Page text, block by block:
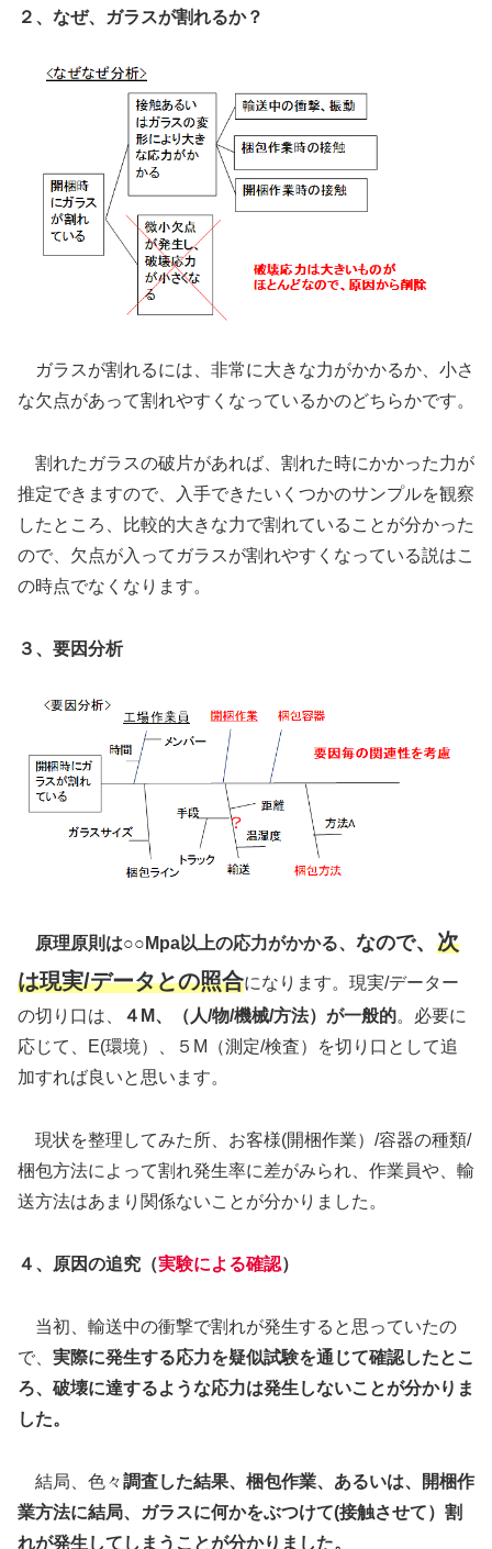
２、なぜ、ガラスが割れるか？
ガラスが割れるには、非常に大きな力がかかるか、小さ
な欠点があって割れやすくなっているかのどちらかです。
割れたガラスの破片があれば、割れた時にかかった力が
推定できますので、入手できたいくつかのサンプルを観察
したところ、比較的大きな力で割れていることが分かった
ので、欠点が入ってガラスが割れやすくなっている説はこ
の時点でなくなります。
３、要因分析
原理原則は○○Mpa以上の応力がかかる、 なので、 次
は現実/データとの照合になります。現実/データー
の切り口は、
４M、（人/物/機械/方法）が一般的。必要に
応じて、E(環境）、５M（測定/検査）を切り口として追
加すれば良いと思います。
現状を整理してみた所、お客様(開梱作業）/容器の種類/
梱包方法によって割れ発生率に差がみられ、作業員や、輸
送方法はあまり関係ないことが分かりました。
４、原因の追究（実験による確認）
当初、輸送中の衝撃で割れが発生すると思っていたの
で、 実際に発生する応力を疑似試験を通じて確認したとこ
ろ、破壊に達するような応力は発生しないことが分かりま
した。
結局、色々調査した結果、梱包作業、あるいは、開梱作
業方法に結局、ガラスに何かをぶつけて(接触させて）割
れが発生してしまうことが分かりました。